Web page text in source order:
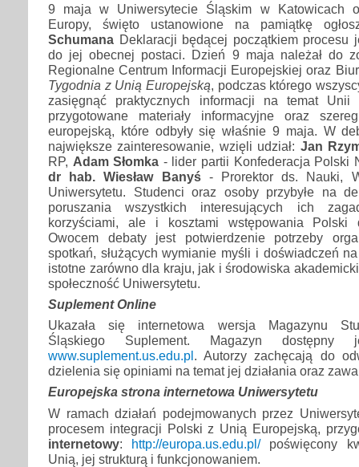
9 maja w Uniwersytecie Śląskim w Katowicach
Europy, święto ustanowione na pamiątkę
Schumana Deklaracji będącej początkiem procesu
do jej obecnej postaci. Dzień 9 maja należał do
Regionalne Centrum Informacji Europejskiej oraz
Tygodnia z Unią Europejską, podczas którego
zasięgnąć praktycznych informacji na temat Unii
przygotowane materiały informacyjne oraz
europejską, które odbyły się właśnie 9 maja. W
największe zainteresowanie, wzięli udział: Jan
RP, Adam Słomka - lider partii Konfederacja Polski
dr hab. Wiesław Banyś- Prorektor ds. Nauki,
Uniwersytetu. Studenci oraz osoby przybyłe na
poruszania wszystkich interesujących ich
korzyściami, ale i kosztami wstępowania Polski
Owocem debaty jest potwierdzenie potrzeby
spotkań, służących wymianie myśli i doświadczeń
istotne zarówno dla kraju, jak i środowiska
społeczność Uniwersytetu.
Suplement Online
Ukazała się internetowa wersja Magazynu
Śląskiego Suplement. Magazyn dostępny
www.suplement.us.edu.pl. Autorzy zachęcają do
dzielenia się opiniami na temat jej działania oraz
Europejska strona internetowa Uniwersytetu
W ramach działań podejmowanych przez
procesem integracji Polski z Unią Europejską,
internetowy: http://europa.us.edu.pl/poświęcony
Unią, jej strukturą i funkcjonowaniem.